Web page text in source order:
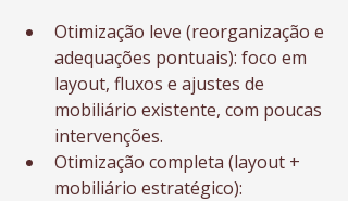
Otimização leve (reorganização e
adequações pontuais): foco em
layout, fluxos e ajustes de
mobiliário existente, com poucas
intervenções.
Otimização completa (layout +
mobiliário estratégico):